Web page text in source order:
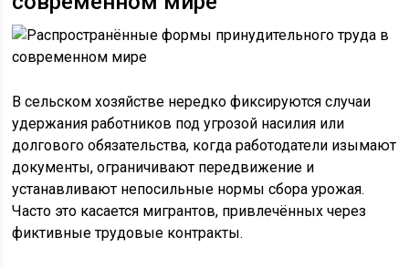
В сельском хозяйстве нередко фиксируются случаи
удержания работников под угрозой насилия или
долгового обязательства, когда работодатели изымают
документы, ограничивают передвижение и
устанавливают непосильные нормы сбора урожая.
Часто это касается мигрантов, привлечённых через
фиктивные трудовые контракты.